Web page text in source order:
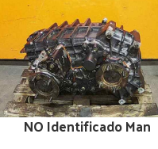
NO Identificado Man